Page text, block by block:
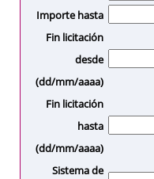
Importe hasta
Fin licitación
desde
(dd/mm/aaaa)
Fin licitación
hasta
(dd/mm/aaaa)
Sistema de